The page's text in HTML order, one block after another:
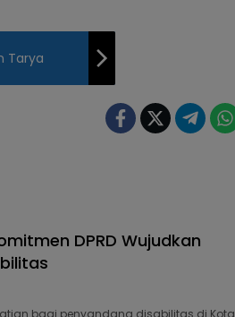
Tarya
DPRD Wujudkan
bagi penyandang disabilitas di Kota